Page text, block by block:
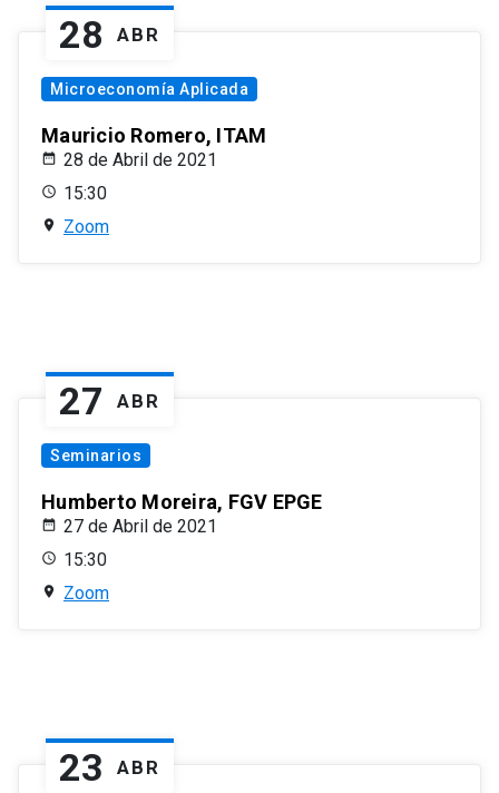
28 ABR
Microeconomía Aplicada
Mauricio Romero, ITAM
28 de Abril de 2021
15:30
Zoom
27 ABR
Seminarios
Humberto Moreira, FGV EPGE
27 de Abril de 2021
15:30
Zoom
23 ABR